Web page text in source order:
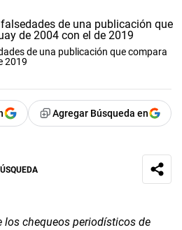
de una publicación que compara
2019
Agregar Búsqueda en
los chequeos periodísticos de